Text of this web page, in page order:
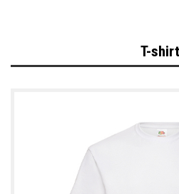
Judogis
T-shirt